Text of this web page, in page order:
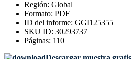
Región: Global
Formato: PDF
ID del informe: GGI125355
SKU ID: 30293737
Páginas: 110